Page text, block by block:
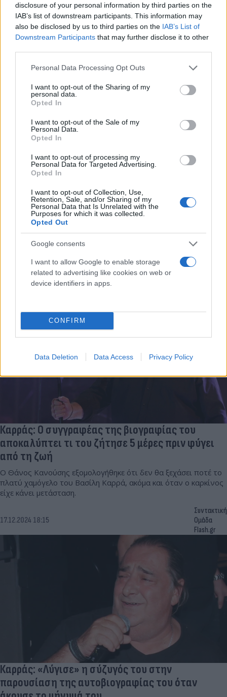
disclosure of your personal information by third parties on the
IAB’s list of downstream participants. This information may
also be disclosed by us to third parties on the IAB’s List of
Downstream Participants that may further disclose it to other
Please note that this website/app uses one or more Google
not limited to your visit or usage behaviour. You may click to
grant or deny consent to Google and its third-party tags to
use your data for below specified purposes in below Google
consent section.
Personal Data Processing Opt Outs
I want to opt-out of the Sharing of my
personal data.
Opted In
I want to opt-out of the Sale of my
Personal Data.
Opted In
I want to opt-out of processing my
Personal Data for Targeted Advertising.
Opted In
I want to opt-out of Collection, Use,
Retention, Sale, and/or Sharing of my
Personal Data that Is Unrelated with the
Purposes for which it was collected.
Opted Out
Google consents
I want to allow Google to enable storage
related to advertising like cookies on web or
device identifiers in apps.
CONFIRM
Data Deletion Data Access Privacy Policy
Αμέτρητα είναι τα σχόλια χρηστών του διαδικτύου που
ακούγοντάς την να ερμηνεύει το συγκεκριμένο κομμάτι την
κατέκριναν.
10.02.2025 12:31
Ομάδα
Flash.gr
Βασίλης Καρράς: Ρίγη συγκίνησης με το μοιρολόι
του Βαμβακίδη στο μνημόσυνό του
«Αυτός ο άνθρωπος σήκωνε το τηλέφωνο όταν τον καλούσα,
στο πρώτο κουδούνισμα. Δεν μου είπε ποτέ «δεν μπορώ ή δεν
23.12.2024 18:05
Καρράς: Ο συγγραφέας της βιογραφίας του
αποκαλύπτει τι του ζήτησε 5 μέρες πριν φύγει
από τη ζωή
Ο Θάνος Κανούσης εξομολογήθηκε ότι δεν θα ξεχάσει ποτέ το
πλατύ χαμόγελο του Βασίλη Καρρά, ακόμα και όταν ο καρκίνος
είχε κάνει μετάσταση.
17.12.2024 18:15
Συντακτική
Ομάδα
Flash.gr
Καρράς: «Λύγισε» η σύζυγός του στην
παρουσίαση της αυτοβιογραφίας του όταν